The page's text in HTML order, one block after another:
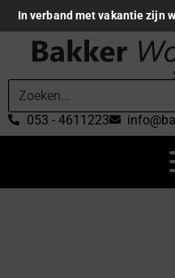
In verband met vakantie zijn
053 - 4611223